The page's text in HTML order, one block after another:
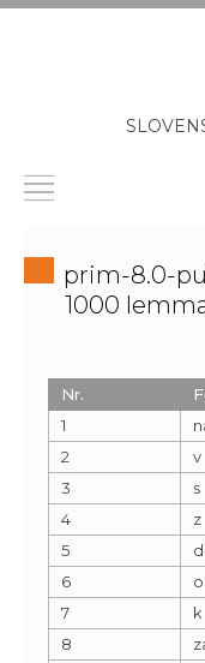
prim-8.0-
1000
Nr.
1
2
v
3
s
4
z
5
6
o
7
k
8